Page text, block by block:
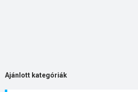
Ajánlott kategóriák